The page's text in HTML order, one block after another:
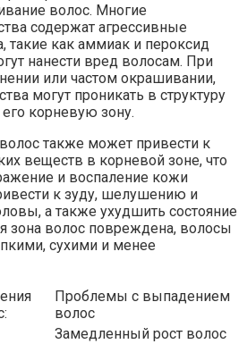
волос. Многие
содержат агрессивные
такие как аммиак и пероксид
нанести вред волосам. При
или частом окрашивании,
могут проникать в структуру
корневую зону.
также может привести к
веществ в корневой зоне, что
и воспаление кожи
к зуду, шелушению и
а также ухудшить состояние
зона волос повреждена, волосы
сухими и менее
Проблемы с выпадением
волос
Замедленный рост волос